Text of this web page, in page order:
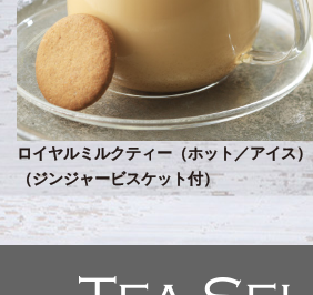
ロイヤルミルクティー（ホット／アイス）
（ジンジャービスケット付）